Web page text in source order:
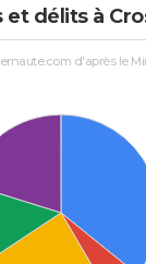
délits à
d'après le